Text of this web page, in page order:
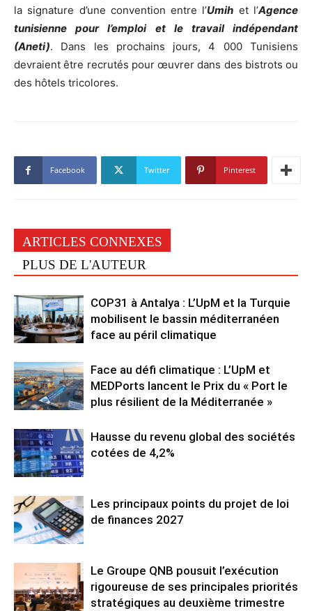
la signature d’une convention entre l’Umih et l’Agence
tunisienne pour l’emploi et le travail indépendant
(Aneti). Dans les prochains jours, 4 000 Tunisiens
devraient être recrutés pour œuvrer dans des bistrots ou
des hôtels tricolores.
Facebook Twitter Pinterest
ARTICLES CONNEXES
PLUS DE L'AUTEUR
COP31 à Antalya : L’UpM et la Turquie
mobilisent le bassin méditerranéen
face au péril climatique
Face au défi climatique : L’UpM et
MEDPorts lancent le Prix du « Port le
plus résilient de la Méditerranée »
Hausse du revenu global des sociétés
cotées de 4,2%
Les principaux points du projet de loi
de finances 2027
Le Groupe QNB pousuit l’exécution
rigoureuse de ses principales priorités
stratégiques au deuxième trimestre